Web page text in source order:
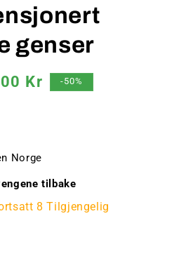
genser
Kr -50%
Norge
tilbake
- Fortsatt 8 Tilgjengelig